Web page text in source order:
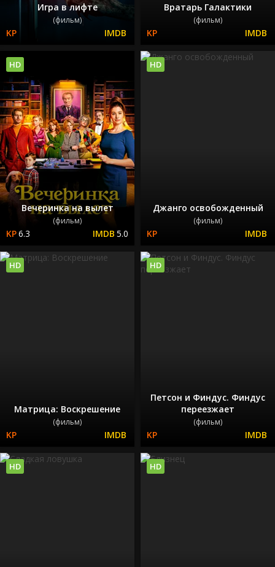
Игра в лифте
(фильм)
Вратарь Галактики
(фильм)
Вечеринка на вылет
(фильм)
6.3 5.0
HD
Джанго освобожденный
(фильм)
HD
Матрица: Воскрешение
(фильм)
HD
Петсон и Финдус. Финдус
переезжает
(фильм)
HD
HD HD